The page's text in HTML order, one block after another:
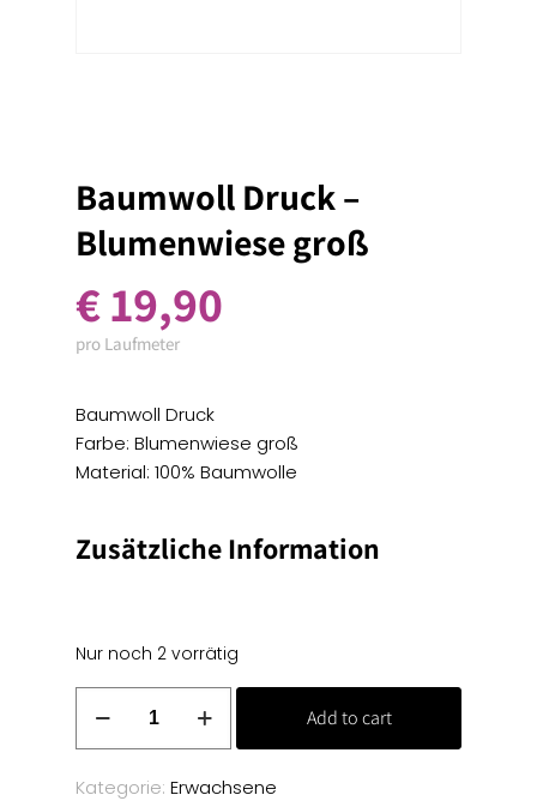
Baumwoll Druck –
Blumenwiese groß
€19,90
pro Laufmeter
Baumwoll Druck
Farbe: Blumenwiese groß
Material: 100% Baumwolle
Zusätzliche Information
Nur noch 2 vorrätig
-
Blumenwiese
Add to cart
Kategorie: Erwachsene